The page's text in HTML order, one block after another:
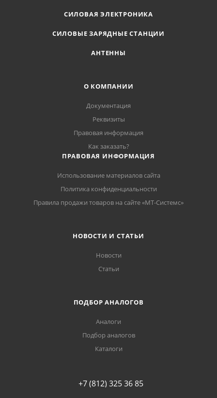
СИЛОВАЯ ЭЛЕКТРОНИКА
СИЛОВЫЕ ЗАРЯДНЫЕ СТАНЦИИ
АНТЕННЫ
О КОМПАНИИ
Документация
Реквизиты
Правовая информация
Как заказать?
ПРАВОВАЯ ИНФОРМАЦИЯ
Использование материалов сайта
Политика конфиденциальности
Правила продажи товаров на сайте «МТ-Системс»
НОВОСТИ И СТАТЬИ
Новости
Статьи
ПОДБОР АНАЛОГОВ
Аналоги
Подбор аналогов
Каталоги
+7 (812) 325 36 85